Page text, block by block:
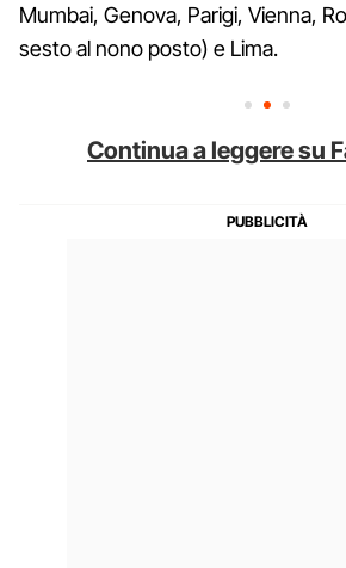
Mumbai, Genova, Parigi, Vienna,
sesto al nono posto) e Lima.
Continua a leggere su